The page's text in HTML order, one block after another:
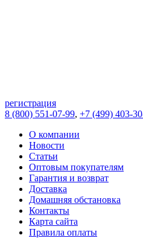
регистрация
8 (800) 551-07-99, +7 (499) 403-
О компании
Новости
Статьи
Оптовым покупателям
Гарантия и возврат
Доставка
Домашняя обстановка
Контакты
Карта сайта
Правила оплаты